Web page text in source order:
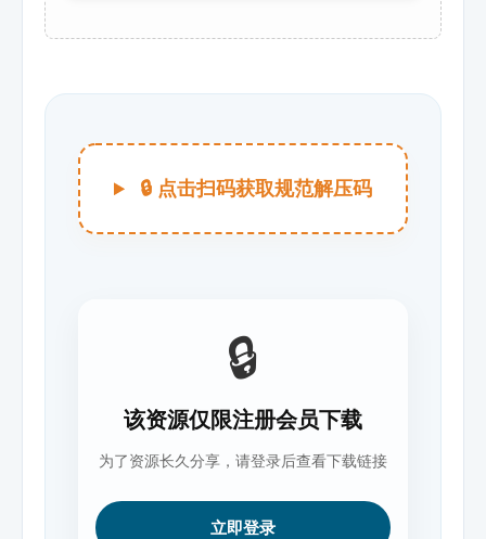
🔒 点击扫码获取规范解压码
🔒
该资源仅限注册会员下载
为了资源长久分享，请登录后查看下载链接
立即登录